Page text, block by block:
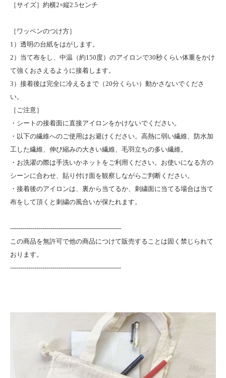
［サイズ］約横2×縦2.5センチ
［ワッペンのつけ方］
1）透明の台紙をはがします。
2）当て布をし、中温（約150度）のアイロンで30秒くらい体重をかけ
て強くおさえるように接着します。
3）接着後は完全に冷えるまで（20分くらい）動かさないでくださ
い。
［ご注意］
・シートの接着面に直接アイロンをかけないでください。
・以下の繊維へのご使用はお避けください。高熱に弱い繊維、防水加
工した繊維、伸び縮みの大きい繊維、毛羽立ちの多い繊維。
・お洗濯の際は手洗いかネットをご利用ください。お使いになる方の
シーンに合わせ、貼り付け面を観察しながらご判断ください。
・接着後のアイロンは、裏から当てるか、刺繍面に当てる場合は当て
布をして頂くと刺繍の風合いが保たれます。
-------------------------------------------------------
この商品を無許可で他の商品につけて販売することは固く禁じられて
おります。
-------------------------------------------------------